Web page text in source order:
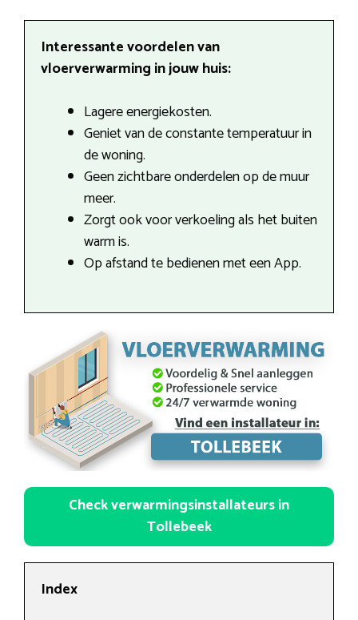
Interessante voordelen van
vloerverwarming in jouw huis:
Lagere energiekosten.
Geniet van de constante temperatuur in
de woning.
Geen zichtbare onderdelen op de muur
meer.
Zorgt ook voor verkoeling als het buiten
warm is.
Op afstand te bedienen met een App.
Check verwarmingsinstallateurs in
Tollebeek
Index